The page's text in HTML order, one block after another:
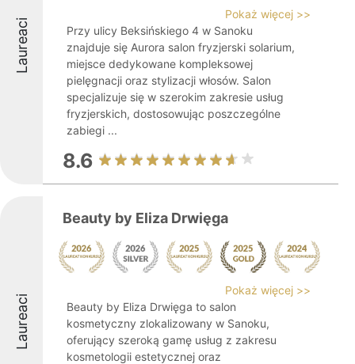
Laureaci
Pokaż więcej >>
Przy ulicy Beksińskiego 4 w Sanoku
znajduje się Aurora salon fryzjerski solarium,
miejsce dedykowane kompleksowej
pielęgnacji oraz stylizacji włosów. Salon
specjalizuje się w szerokim zakresie usług
fryzjerskich, dostosowując poszczególne
zabiegi ...
8.6
Laureaci
Beauty by Eliza Drwięga
Pokaż więcej >>
Beauty by Eliza Drwięga to salon
kosmetyczny zlokalizowany w Sanoku,
oferujący szeroką gamę usług z zakresu
kosmetologii estetycznej oraz